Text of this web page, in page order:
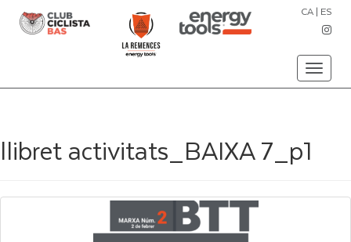
Toggle
CA | ES
llibret activitats_BAIXA 7_p1